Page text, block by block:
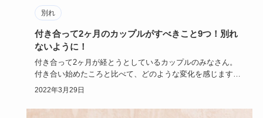
別れ
付き合って2ヶ月のカップルがすべきこと9つ！別れ
ないように！
付き合って2ヶ月が経とうとしているカップルのみなさん。
付き合い始めたころと比べて、どのような変化を感じます
か？付き合って2…
2022年3月29日